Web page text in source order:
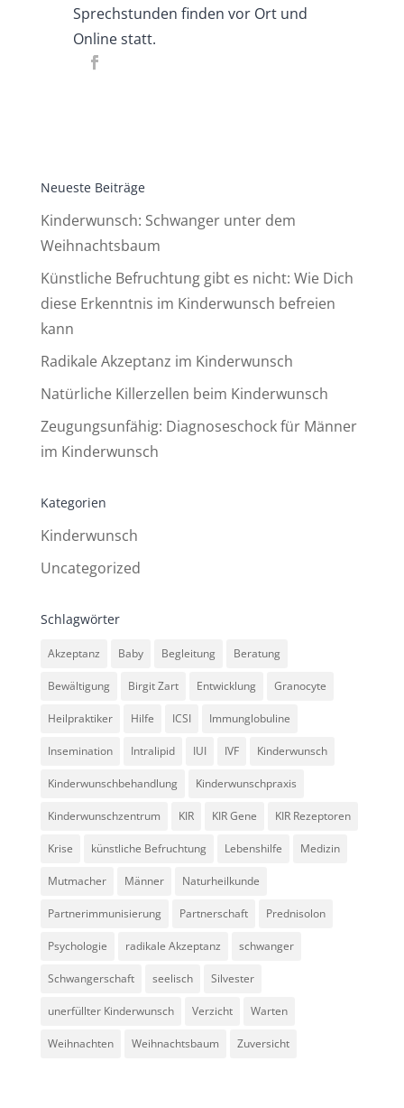
Sprechstunden finden vor Ort und
Online statt.
Neueste Beiträge
Kinderwunsch: Schwanger unter dem
Weihnachtsbaum
Künstliche Befruchtung gibt es nicht: Wie Dich
diese Erkenntnis im Kinderwunsch befreien
kann
Radikale Akzeptanz im Kinderwunsch
Natürliche Killerzellen beim Kinderwunsch
Zeugungsunfähig: Diagnoseschock für Männer
im Kinderwunsch
Kategorien
Kinderwunsch
Uncategorized
Schlagwörter
Akzeptanz Baby Begleitung Beratung
Bewältigung Birgit Zart Entwicklung Granocyte
Heilpraktiker Hilfe ICSI Immunglobuline
Insemination Intralipid IUI IVF Kinderwunsch
Kinderwunschbehandlung Kinderwunschpraxis
Kinderwunschzentrum KIR KIR Gene KIR Rezeptoren
Krise künstliche Befruchtung Lebenshilfe Medizin
Mutmacher Männer Naturheilkunde
Partnerimmunisierung Partnerschaft Prednisolon
Psychologie radikale Akzeptanz schwanger
Schwangerschaft seelisch Silvester
unerfüllter Kinderwunsch Verzicht Warten
Weihnachten Weihnachtsbaum Zuversicht